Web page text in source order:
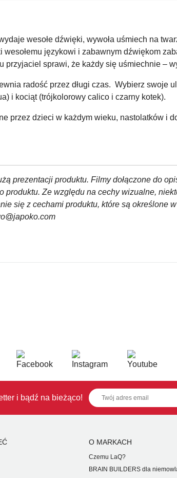
wesołe dźwięki, wywoła uśmiech na
językowi i zabawnym dźwiękom
przyjaciel sprawi, że każdy się uśmiechnie –
radość przez długi czas. Wybierz swoje
i kociąt (trójkolorowy calico i czarny kotek).
przez dzieci w każdym wieku, nastolatków i
prezentacji produktu. Filmy dołączone do
Ze względu na cechy wizualne,
się z cechami produktu, które są określone
i bądź na bieżąco!
O MARKACH
Czemu LaQ?
BRAIN BUILDERS dla